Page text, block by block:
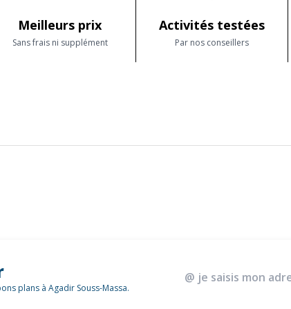
Meilleurs prix
Sans frais ni supplément
Activités testées
Par nos conseillers
plans à Agadir Souss-Massa.